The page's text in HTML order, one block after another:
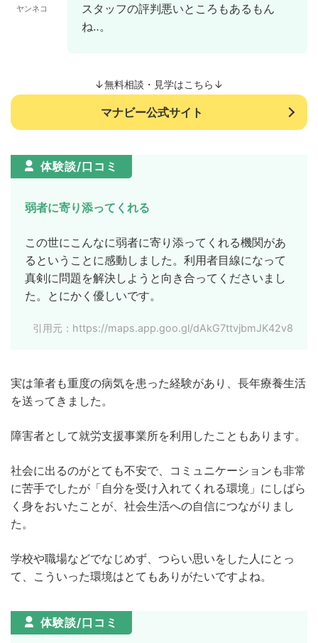
ヤンネコ
スタッフの評判悪いところもあるもん
ね‥。
↓無料相談・見学はこちら↓
マナビー公式サイト
体験談/口コミ
弱者に寄り添ってくれる
この世にこんなに弱者に寄り添ってくれる機関があ
るということに感動しました。利用者目線になって
真剣に問題を解決しようと向き合ってくださいまし
た。とにかく優しいです。
引用元：https://maps.app.goo.gl/dAkG7ttvjbmJK42v8
実は筆者も重度の病気を患った経験があり、長年療養生活
を送ってきました。
障害者として就労支援事業所を利用したこともあります。
社会に出るのがとても不安で、コミュニケーションも非常
に苦手でしたが「自分を受け入れてくれる環境」にしばら
く身をおいたことが、社会生活への自信につながりまし
た。
学校や職場などでなじめず、つらい思いをした人にとっ
て、こういった環境はとてもありがたいですよね。
体験談/口コミ